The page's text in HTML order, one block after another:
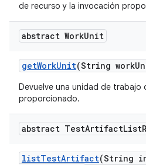
de recurso y la invocación
abstract WorkUnit
getWorkUnit(String work
Devuelve una unidad de trabajo
proporcionado.
abstract TestArtifactList
listTestArtifact(String